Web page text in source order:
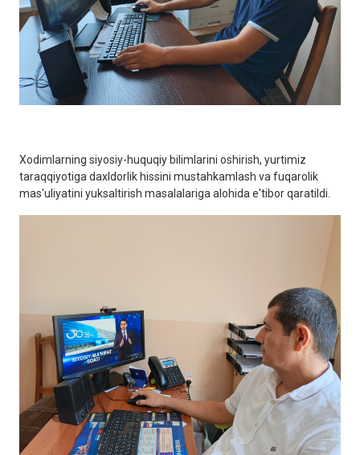
Xodimlarning siyosiy-huquqiy bilimlarini oshirish, yurtimiz
taraqqiyotiga daxldorlik hissini mustahkamlash va fuqarolik
mas'uliyatini yuksaltirish masalalariga alohida e'tibor qaratildi.